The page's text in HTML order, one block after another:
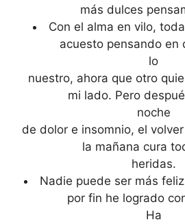
más dulces
Con el alma en vilo,
acuesto pensando en
lo
nuestro, ahora que otro
mi lado. Pero
noche
de dolor e insomnio, el
la mañana cura
heridas.
Nadie puede ser más
por fin he logrado
Ha